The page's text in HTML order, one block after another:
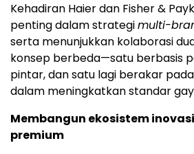
Kehadiran Haier dan Fisher &
penting dalam strategimulti-
serta menunjukkan kolaborasi
konsep berbeda—satu berbasis
pintar, dan satu lagi berakar
dalam meningkatkan standar
Membangun ekosistem
premium